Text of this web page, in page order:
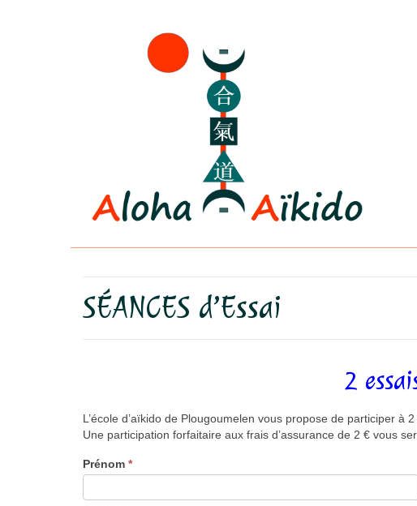
SÉANCES d’Essai
2
L’école d’aïkido de Plougoumelen vous propose de participer à
Une participation forfaitaire aux frais d’assurance de 2 € vous
Séances
d'essai
Inscription
Prénom *